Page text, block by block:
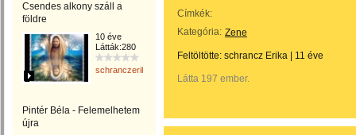
Csendes alkony száll a
földre
10 éve
Látták:280
schranczerika
Pintér Béla - Felemelhetem
újra
Címkék:
Kategória: Zene
Feltöltötte: schrancz Erika 11 éve
Látta 197 ember.